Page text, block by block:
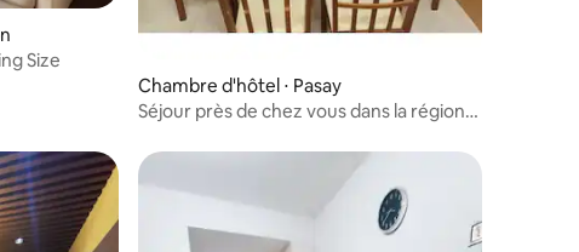
Size
Chambre d'hôtel ⋅ Pasay
Séjour près de chez vous dans la région